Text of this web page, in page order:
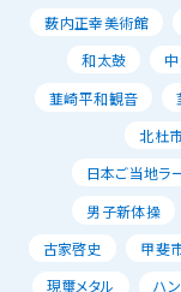
薮内正幸美術館
和太鼓
韮崎平和観音
北杜
日本ご当地ラ
男子新体操
古家啓史
甲斐
現璽メタル
ハ